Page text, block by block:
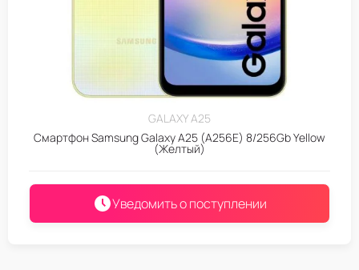
GALAXY A25
Смартфон Samsung Galaxy A25 (A256E) 8/256Gb Yellow
(Желтый)
Уведомить о поступлении